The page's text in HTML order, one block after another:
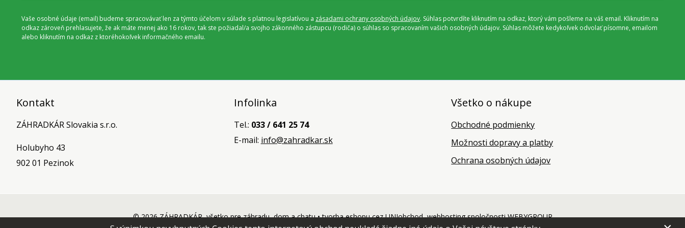
Vaše osobné údaje (email) budeme spracovávať len za týmto účelom v súlade s platnou legislatívou a zásadami ochrany osobných údajov. Súhlas potvrdíte kliknutím na odkaz, ktorý vám pošleme na váš email. Kliknutím na
odkaz zároveň prehlasujete, že ak máte menej ako 16 rokov, tak ste požiadal/a svojho zákonného zástupcu (rodiča) o súhlas so spracovaním vašich osobných údajov. Súhlas môžete kedykoľvek odvolať písomne, emailom
alebo kliknutím na odkaz z ktoréhokoľvek informačného emailu.
Kontakt
ZÁHRADKÁR Slovakia s.r.o.
Holubyho 43
902 01 Pezinok
Infolinka
Tel.: 033 / 641 25 74
E-mail: info@zahradkar.sk
Všetko o nákupe
Obchodné podmienky
Možnosti dopravy a platby
Ochrana osobných údajov
© 2026 ZÁHRADKÁR, všetko pre záhradu, dom a chatu •tvorba eshopu cez UNIobchod,webhostingspoločnostiWEBYGROUP